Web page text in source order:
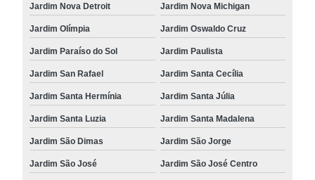
Jardim Nova Detroit Jardim Nova Michigan
Jardim Olímpia Jardim Oswaldo Cruz
Jardim Paraíso do Sol Jardim Paulista
Jardim San Rafael Jardim Santa Cecília
Jardim Santa Hermínia Jardim Santa Júlia
Jardim Santa Luzia Jardim Santa Madalena
Jardim São Dimas Jardim São Jorge
Jardim São José Jardim São José Centro